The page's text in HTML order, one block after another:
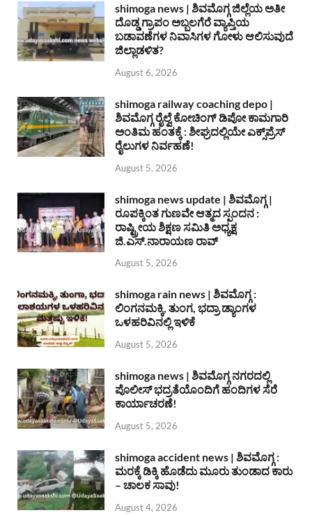
shimoga news | ಶಿವಮೊಗ್ಗ ಜಿಲ್ಲೆಯ ಅತೀ
ದೊಡ್ಡ ಗ್ರಾಪಂ ಅಬ್ಬಲಗೆರೆ ವ್ಯಾಪ್ತಿಯ
ಬಡಾವಣೆಗಳ ನಿವಾಸಿಗಳ ಗೋಳು ಆಲಿಸುವುದೆ
ಜಿಲ್ಲಾಡಳಿತ?
August 6, 2026
shimoga railway coaching depo |
ಶಿವಮೊಗ್ಗ ರೈಲ್ವೆ ಕೋಚಿಂಗ್ ಡಿಪೋ ಕಾಮಗಾರಿ
ಅಂತಿಮ ಹಂತಕ್ಕೆ : ಶೀಘ್ರದಲ್ಲಿಯೇ ಎಕ್ಸ್‌ಪ್ರೆಸ್
ರೈಲುಗಳ ನಿರ್ವಹಣೆ!
August 5, 2026
shimoga news update | ಶಿವಮೊಗ್ಗ |
ರೂಪಕ್ಕಿಂತ ಗುಣವೇ ಆತ್ಮದ ಸ್ಪಂದನ :
ರಾಷ್ಟ್ರೀಯ ಶಿಕ್ಷಣ ಸಮಿತಿ ಅಧ್ಯಕ್ಷ
ಜಿ.ಎಸ್.ನಾರಾಯಣ ರಾವ್
August 5, 2026
shimoga rain news | ಶಿವಮೊಗ್ಗ :
ಲಿಂಗನಮಕ್ಕಿ, ತುಂಗ, ಭದ್ರಾ ಡ್ಯಾಂಗಳ
ಒಳಹರಿವಿನಲ್ಲಿ ಇಳಿಕೆ
August 5, 2026
shimoga news | ಶಿವಮೊಗ್ಗ ನಗರದಲ್ಲಿ
ಪೊಲೀಸ್ ಭದ್ರತೆಯೊಂದಿಗೆ ಹಂದಿಗಳ ಸೆರೆ
ಕಾರ್ಯಾಚರಣೆ!
August 5, 2026
shimoga accident news | ಶಿವಮೊಗ್ಗ :
ಮರಕ್ಕೆ ಡಿಕ್ಕಿ ಹೊಡೆದು ಮೂರು ತುಂಡಾದ ಕಾರು
– ಚಾಲಕ ಸಾವು!
August 4, 2026